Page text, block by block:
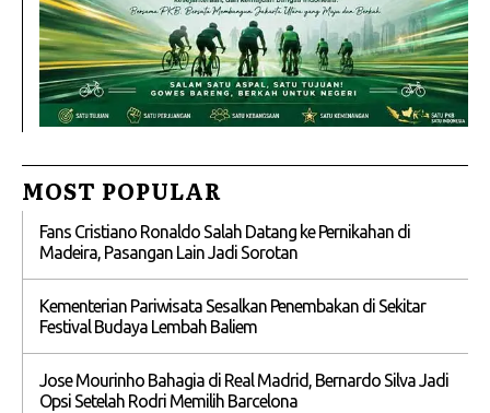
MOST POPULAR
Fans Cristiano Ronaldo Salah Datang ke Pernikahan di
Madeira, Pasangan Lain Jadi Sorotan
Kementerian Pariwisata Sesalkan Penembakan di Sekitar
Festival Budaya Lembah Baliem
Jose Mourinho Bahagia di Real Madrid, Bernardo Silva Jadi
Opsi Setelah Rodri Memilih Barcelona